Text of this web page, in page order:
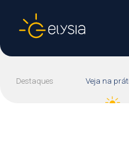
Destaques Veja na